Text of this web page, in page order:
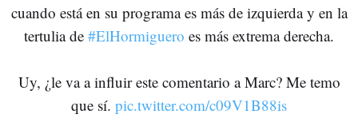
cuando está en su programa es más de izquierda y en la
tertulia de #ElHormiguero es más extrema derecha.
Uy, ¿le va a influir este comentario a Marc? Me temo
que sí. pic.twitter.com/c09V1B88is